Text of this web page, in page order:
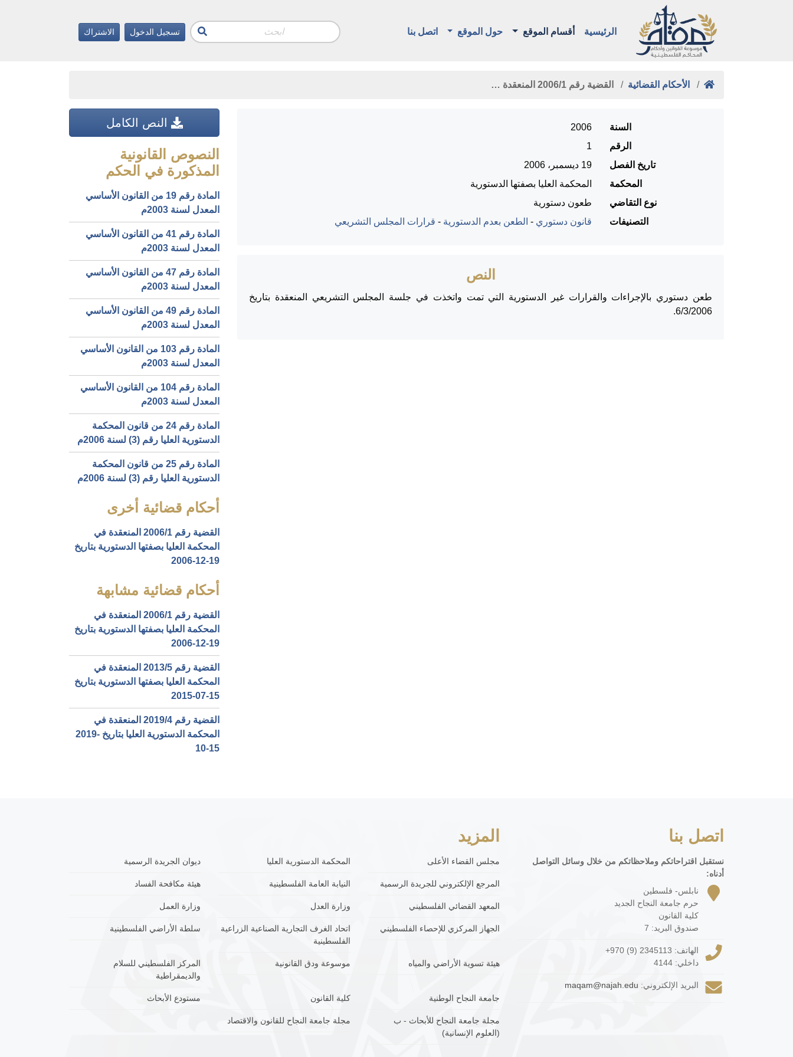
الرئيسية أقسام الموقع حول الموقع اتصل بنا تسجيل الدخول الاشتراك
الأحكام القضائية القضية رقم ‎1‏/‎2006‏ المنعقدة …
السنة
2006
الرقم
1
تاريخ الفصل
19 ديسمبر، 2006
المحكمة
المحكمة العليا بصفتها الدستورية
نوع التقاضي
طعون دستورية
التصنيفات
قانون دستوري - الطعن بعدم الدستورية - قرارات المجلس التشريعي
النص
طعن دستوري بالإجراءات والقرارات غير الدستورية التي تمت واتخذت في جلسة المجلس التشريعي المنعقدة بتاريخ
6/3/2006.
النص الكامل
النصوص القانونية
المذكورة في الحكم
المادة رقم 19 من القانون الأساسي
المعدل لسنة 2003م
المادة رقم 41 من القانون الأساسي
المعدل لسنة 2003م
المادة رقم 47 من القانون الأساسي
المعدل لسنة 2003م
المادة رقم 49 من القانون الأساسي
المعدل لسنة 2003م
المادة رقم 103 من القانون الأساسي
المعدل لسنة 2003م
المادة رقم 104 من القانون الأساسي
المعدل لسنة 2003م
المادة رقم 24 من قانون المحكمة
الدستورية العليا رقم (3) لسنة 2006م
المادة رقم 25 من قانون المحكمة
الدستورية العليا رقم (3) لسنة 2006م
أحكام قضائية أخرى
القضية رقم ‎1‏/‎2006‏ المنعقدة في
المحكمة العليا بصفتها الدستورية بتاريخ
‎2006-12-19‏
أحكام قضائية مشابهة
القضية رقم ‎1‏/‎2006‏ المنعقدة في
المحكمة العليا بصفتها الدستورية بتاريخ
‎2006-12-19‏
القضية رقم ‎5‏/‎2013‏ المنعقدة في
المحكمة العليا بصفتها الدستورية بتاريخ
‎2015-07-15‏
القضية رقم ‎4‏/‎2019‏ المنعقدة في
المحكمة الدستورية العليا بتاريخ ‎2019-
10-15‏
اتصل بنا
نستقبل اقتراحاتكم وملاحظاتكم من خلال وسائل التواصل
أدناه:
نابلس- فلسطين
حرم جامعة النجاح الجديد
كلية القانون
صندوق البريد: 7
الهاتف: +970 (9) 2345113
داخلي: 4144
البريد الإلكتروني: maqam@najah.edu
المزيد
مجلس القضاء الأعلى المحكمة الدستورية العليا ديوان الجريدة الرسمية
المرجع الإلكتروني للجريدة الرسمية النيابة العامة الفلسطينية هيئة مكافحة الفساد
المعهد القضائي الفلسطيني وزارة العدل وزارة العمل
الجهاز المركزي للإحصاء الفلسطيني
اتحاد الغرف التجارية الصناعية الزراعية
الفلسطينية
سلطة الأراضي الفلسطينية
هيئة تسوية الأراضي والمياه موسوعة ودق القانونية
المركز الفلسطيني للسلام
والديمقراطية
جامعة النجاح الوطنية كلية القانون مستودع الأبحاث
مجلة جامعة النجاح للأبحاث - ب
(العلوم الإنسانية)
مجلة جامعة النجاح للقانون والاقتصاد